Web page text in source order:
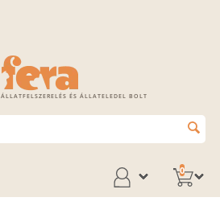
ÁLLATFELSZERELÉS ÉS ÁLLATELEDEL BOLT
0